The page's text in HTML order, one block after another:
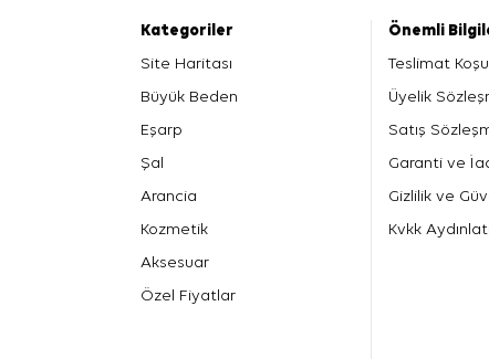
Kategoriler
Site Haritası
Büyük Beden
Eşarp
Şal
Arancia
Kozmetik
Aksesuar
Özel Fiyatlar
Önemli
Teslimat
Üyelik
Satış
Garanti ve
Gizlilik ve
Kvkk